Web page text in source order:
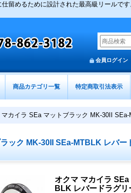
めるために設計された最高級リールで
会員ログイン
商品カテゴリ一覧 特定商取引法表示
マカイラ SEa マットブラック MK-30II
ック MK-30II SEa-MTBLK レバー
オクマ マカイラ
BLK レバードラグ